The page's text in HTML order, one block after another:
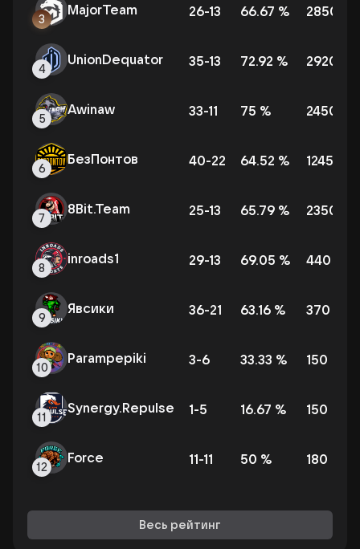
3
MajorTeam 26-13 66.67 % 2850
4
UnionDequator 35-13 72.92 % 2920
5
Awinaw 33-11 75 % 2450
6
БезПонтов 40-22 64.52 % 1245
7
8Вit.Team 25-13 65.79 % 2350
8
inroads1 29-13 69.05 % 440
9
Явсики 36-21 63.16 % 370
10
Parampepiki 3-6 33.33 % 150
11
Synergy.Repulse 1-5 16.67 % 150
12
Force 11-11 50 % 180
Весь рейтинг